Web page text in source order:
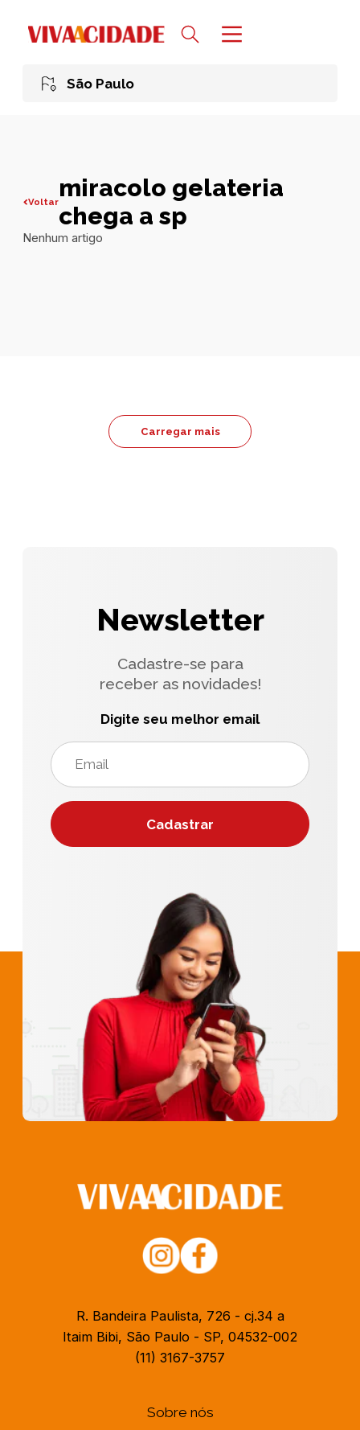
São Paulo
Voltarmiracolo gelateria
chega a sp
Nenhum artigo
Carregar mais
Newsletter
Cadastre-se para
receber as novidades!
Digite seu melhor email
R. Bandeira Paulista, 726 - cj.34 a
Itaim Bibi, São Paulo - SP, 04532-002
(11) 3167-3757
Sobre nós